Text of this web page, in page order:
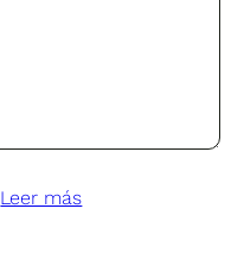
Leer más